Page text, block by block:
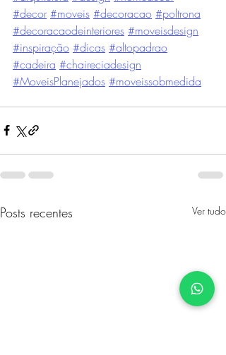
#decor #moveis #decoracao #poltrona
#decoracaodeinteriores #moveisdesign
#inspiração #dicas #altopadrao
#cadeira #chaireciadesign
#MoveisPlanejados #moveissobmedida
Posts recentes Ver tudo